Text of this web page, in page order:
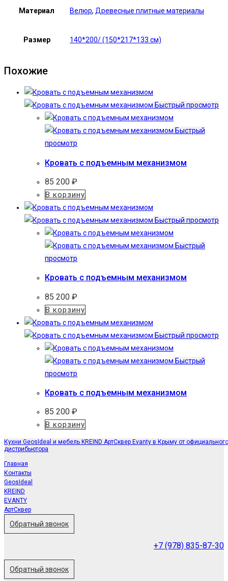
Материал Велюр, Древесные плитные материалы
Размер 140*200/ (150*217*133 см)
Похожие
Быстрый просмотр
Быстрый
просмотр
Кровать с подъемным механизмом
85 200 ₽
В корзину
Быстрый просмотр
Быстрый
просмотр
Кровать с подъемным механизмом
85 200 ₽
В корзину
Быстрый просмотр
Быстрый
просмотр
Кровать с подъемным механизмом
85 200 ₽
В корзину
Кухни GeosIdeal и мебель KREIND АртСквер Evanty в Крыму от официального
дистрибьютора
Главная
Контакты
GeosIdeal
KREIND
EVANTY
АртСквер
Обратный звонок
+7 (978) 835-87-30
Обратный звонок